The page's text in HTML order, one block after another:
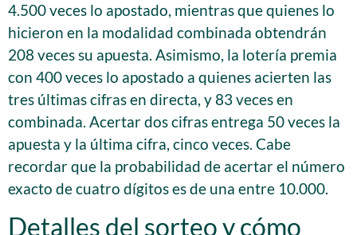
4.500 veces lo apostado, mientras que quienes lo
hicieron en la modalidad combinada obtendrán
208 veces su apuesta. Asimismo, la lotería premia
con 400 veces lo apostado a quienes acierten las
tres últimas cifras en directa, y 83 veces en
combinada. Acertar dos cifras entrega 50 veces la
apuesta y la última cifra, cinco veces. Cabe
recordar que la probabilidad de acertar el número
exacto de cuatro dígitos es de una entre 10.000.
Detalles del sorteo y cómo